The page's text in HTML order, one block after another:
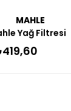
MAHLE
Yağ Filtresi